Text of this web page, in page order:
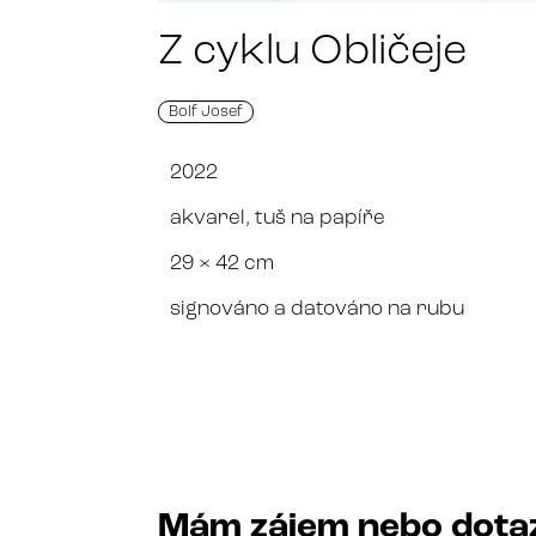
Z cyklu Obličeje
Bolf Josef
2022
akvarel, tuš na papíře
29 × 42 cm
signováno a datováno na rubu
Mám zájem nebo